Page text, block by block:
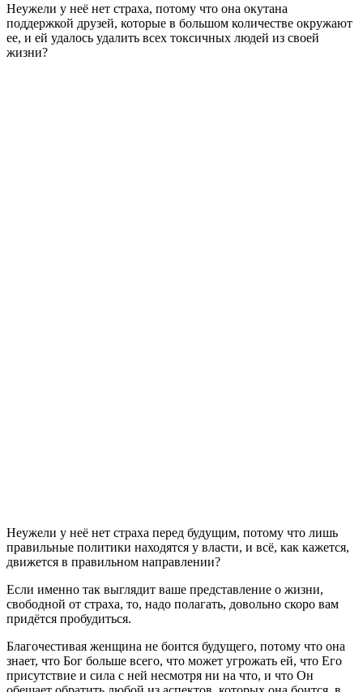
Неужели у неё нет страха, потому что она окутана
поддержкой друзей, которые в большом количестве окружают
ее, и ей удалось удалить всех токсичных людей из своей
жизни?
Неужели у неё нет страха перед будущим, потому что лишь
правильные политики находятся у власти, и всё, как кажется,
движется в правильном направлении?
Если именно так выглядит ваше представление о жизни,
свободной от страха, то, надо полагать, довольно скоро вам
придётся пробудиться.
Благочестивая женщина не боится будущего, потому что она
знает, что Бог больше всего, что может угрожать ей, что Его
присутствие и сила с ней несмотря ни на что, и что Он